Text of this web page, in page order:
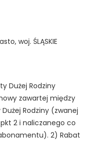
woj. ŚLĄSKIE
Dużej Rodziny
zawartej między
Rodziny (zwanej
2 i naliczanego co
2) Rabat